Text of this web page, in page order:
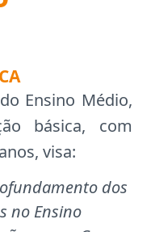
Ensino Médio,
básica, com
visa:
dos
no Ensino